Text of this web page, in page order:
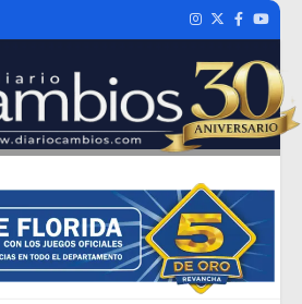
Instagram
TwitterFacebook